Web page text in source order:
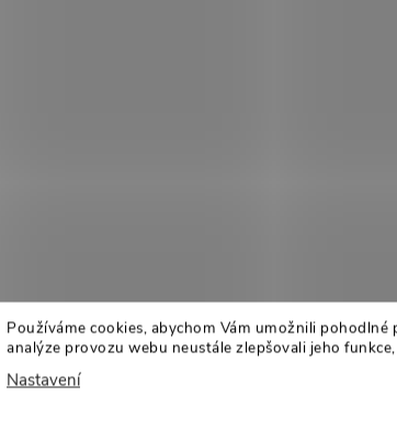
Používáme cookies, abychom Vám umožnili pohodlné
analýze provozu webu neustále zlepšovali jeho
Nastavení